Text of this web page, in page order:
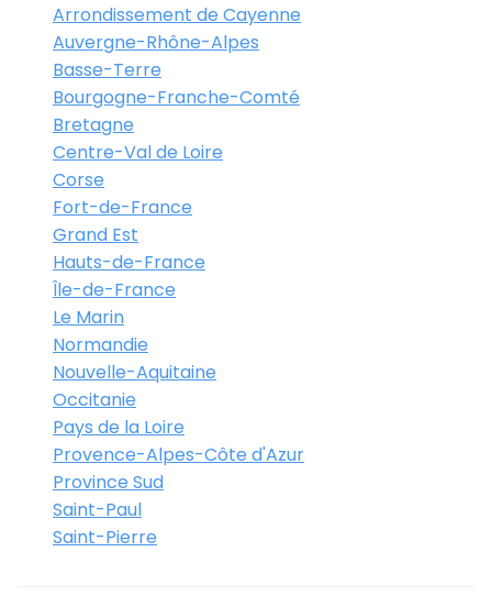
Arrondissement de Cayenne
Auvergne-Rhône-Alpes
Basse-Terre
Bourgogne-Franche-Comté
Bretagne
Centre-Val de Loire
Corse
Fort-de-France
Grand Est
Hauts-de-France
Île-de-France
Le Marin
Normandie
Nouvelle-Aquitaine
Occitanie
Pays de la Loire
Provence-Alpes-Côte d'Azur
Province Sud
Saint-Paul
Saint-Pierre